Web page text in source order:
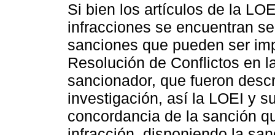
Si bien los artículos de la
infracciones se encuentran
sanciones que pueden ser
Resolución de Conflictos en
sancionador, que fueron
investigación, así la LOEI y
concordancia de la sanción